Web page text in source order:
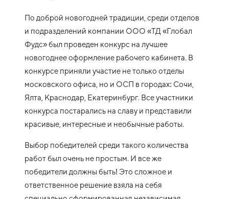
По доброй новогодней традиции, среди отделов
и подразделений компании ООО «ТД «Глобал
Фудс» был проведен конкурс на лучшее
новогоднее оформление рабочего кабинета. В
конкурсе приняли участие не только отделы
московского офиса, но и ОСП в городах: Сочи,
Ялта, Краснодар, Екатеринбург. Все участники
конкурса постарались на славу и представили
красивые, интересные и необычные работы.
Выбор победителей среди такого количества
работ был очень не простым. И все же
победители должны быть! Это сложное и
ответственное решение взяла на себя